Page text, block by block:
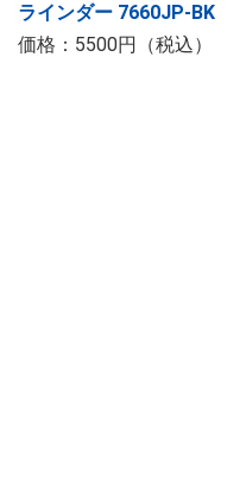
ラインダー 7660JP-BK
価格：5500円（税込）